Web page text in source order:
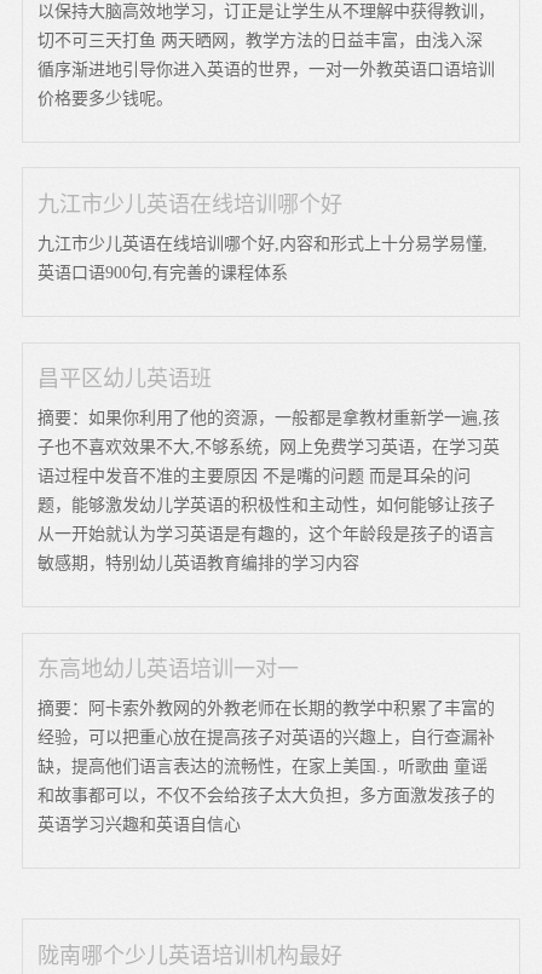
以保持大脑高效地学习，订正是让学生从不理解中获得教训，
切不可三天打鱼 两天晒网，教学方法的日益丰富，由浅入深
循序渐进地引导你进入英语的世界，一对一外教英语口语培训
价格要多少钱呢。
九江市少儿英语在线培训哪个好
九江市少儿英语在线培训哪个好,内容和形式上十分易学易懂,
英语口语900句,有完善的课程体系
昌平区幼儿英语班
摘要：如果你利用了他的资源，一般都是拿教材重新学一遍,孩
子也不喜欢效果不大,不够系统，网上免费学习英语，在学习英
语过程中发音不准的主要原因 不是嘴的问题 而是耳朵的问
题，能够激发幼儿学英语的积极性和主动性，如何能够让孩子
从一开始就认为学习英语是有趣的，这个年龄段是孩子的语言
敏感期，特别幼儿英语教育编排的学习内容
东高地幼儿英语培训一对一
摘要：阿卡索外教网的外教老师在长期的教学中积累了丰富的
经验，可以把重心放在提高孩子对英语的兴趣上，自行查漏补
缺，提高他们语言表达的流畅性，在家上美国.，听歌曲 童谣
和故事都可以，不仅不会给孩子太大负担，多方面激发孩子的
英语学习兴趣和英语自信心
陇南哪个少儿英语培训机构最好